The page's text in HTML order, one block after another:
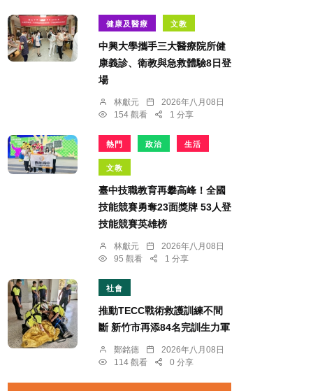
健康及醫療 文教
中興大學攜手三大醫療院所健
康義診、衛教與急救體驗8日登
場
林獻元
2026年八月08日
154 觀看
1 分享
熱門 政治 生活
文教
臺中技職教育再攀高峰！全國
技能競賽勇奪23面獎牌 53人登
技能競賽英雄榜
林獻元
2026年八月08日
95 觀看
1 分享
社會
推動TECC戰術救護訓練不間
斷 新竹市再添84名完訓生力軍
鄭銘德
2026年八月08日
114 觀看
0 分享